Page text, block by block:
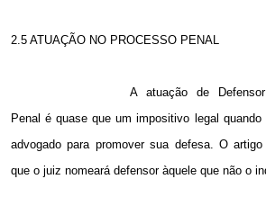
2.5 ATUAÇÃO NO PROCESSO PENAL
A atuação de
Penal é quase que um impositivo legal
advogado para promover sua defesa. O
que o juiz nomeará defensor àquele que não o